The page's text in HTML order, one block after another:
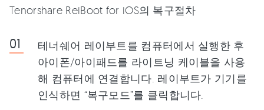
Tenorshare ReiBoot for iOS의 복구절차
테너쉐어 레이부트를 컴퓨터에서 실행한 후
아이폰/아이패드를 라이트닝 케이블을 사용
해 컴퓨터에 연결합니다. 레이부트가 기기를
인식하면 “복구모드”를 클릭합니다.